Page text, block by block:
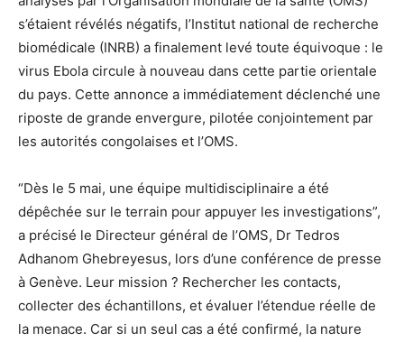
s’étaient révélés négatifs, l’Institut national de recherche
biomédicale (INRB) a finalement levé toute équivoque : le
virus Ebola circule à nouveau dans cette partie orientale
du pays. Cette annonce a immédiatement déclenché une
riposte de grande envergure, pilotée conjointement par
les autorités congolaises et l’OMS.
“Dès le 5 mai, une équipe multidisciplinaire a été
dépêchée sur le terrain pour appuyer les investigations”,
a précisé le Directeur général de l’OMS, Dr Tedros
Adhanom Ghebreyesus, lors d’une conférence de presse
à Genève. Leur mission ? Rechercher les contacts,
collecter des échantillons, et évaluer l’étendue réelle de
la menace. Car si un seul cas a été confirmé, la nature